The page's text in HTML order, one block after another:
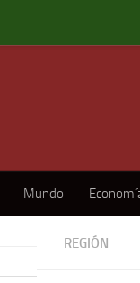
Mundo
REGIÓN